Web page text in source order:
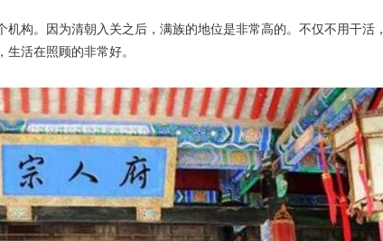
构。因为清朝入关之后，满族的地位是非常高的。不仅不用干活，
活在照顾的非常好。